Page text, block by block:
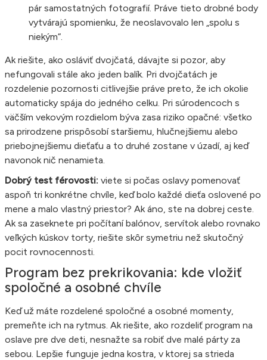
pár samostatných fotografií. Práve tieto drobné body
vytvárajú spomienku, že neoslavovalo len „spolu s
niekým“.
Ak riešite, ako osláviť dvojčatá, dávajte si pozor, aby
nefungovali stále ako jeden balík. Pri dvojčatách je
rozdelenie pozornosti citlivejšie práve preto, že ich okolie
automaticky spája do jedného celku. Pri súrodencoch s
väčším vekovým rozdielom býva zasa riziko opačné: všetko
sa prirodzene prispôsobí staršiemu, hlučnejšiemu alebo
priebojnejšiemu dieťaťu a to druhé zostane v úzadí, aj keď
navonok nič nenamieta.
Dobrý test férovosti: viete si počas oslavy pomenovať
aspoň tri konkrétne chvíle, keď bolo každé dieťa oslovené po
mene a malo vlastný priestor? Ak áno, ste na dobrej ceste.
Ak sa zaseknete pri počítaní balónov, servítok alebo rovnako
veľkých kúskov torty, riešite skôr symetriu než skutočný
pocit rovnocennosti.
Program bez prekrikovania: kde vložiť
spoločné a osobné chvíle
Keď už máte rozdelené spoločné a osobné momenty,
premeňte ich na rytmus. Ak riešite, ako rozdeliť program na
oslave pre dve deti, nesnažte sa robiť dve malé párty za
sebou. Lepšie funguje jedna kostra, v ktorej sa strieda